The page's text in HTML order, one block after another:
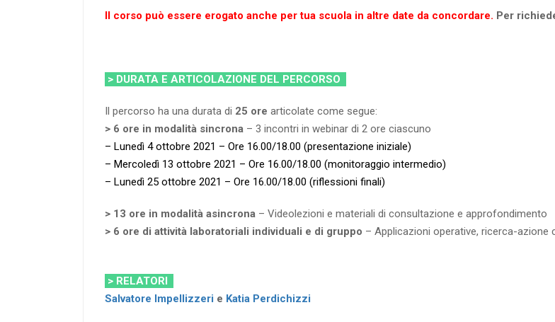
Il corso può essere erogato anche per tua scuola in altre date da concordare. Per
> DURATA E ARTICOLAZIONE DEL PERCORSO
Il percorso ha una durata di 25 ore articolate come segue:
> 6 ore in modalità sincrona – 3 incontri in webinar di 2 ore ciascuno
– Lunedì 4 ottobre 2021 – Ore 16.00/18.00 (presentazione iniziale)
– Mercoledì 13 ottobre 2021 – Ore 16.00/18.00 (monitoraggio intermedio)
– Lunedì 25 ottobre 2021 – Ore 16.00/18.00 (riflessioni finali)
> 13 ore in modalità asincrona – Videolezioni e materiali di consultazione e approfondimento
> 6 ore di attività laboratoriali individuali e di gruppo – Applicazioni operative, ricerca-
> RELATORI
Salvatore Impellizzeri e Katia Perdichizzi